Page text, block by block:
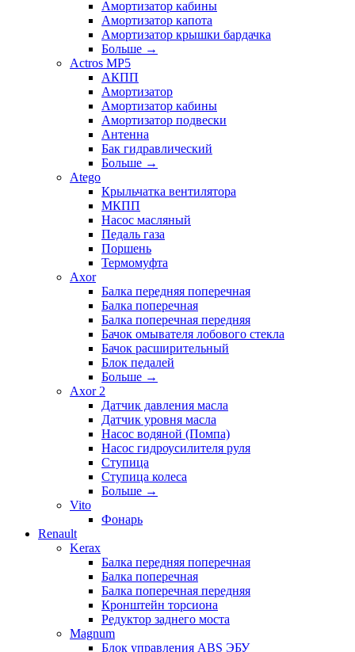
Амортизатор кабины
Амортизатор капота
Амортизатор крышки бардачка
Больше →
Actros MP5
АКПП
Амортизатор
Амортизатор кабины
Амортизатор подвески
Антенна
Бак гидравлический
Больше →
Atego
Крыльчатка вентилятора
МКПП
Насос масляный
Педаль газа
Поршень
Термомуфта
Axor
Балка передняя поперечная
Балка поперечная
Балка поперечная передняя
Бачок омывателя лобового стекла
Бачок расширительный
Блок педалей
Больше →
Axor 2
Датчик давления масла
Датчик уровня масла
Насос водяной (Помпа)
Насос гидроусилителя руля
Ступица
Ступица колеса
Больше →
Vito
Фонарь
Renault
Kerax
Балка передняя поперечная
Балка поперечная
Балка поперечная передняя
Кронштейн торсиона
Редуктор заднего моста
Magnum
Блок управления ABS ЭБУ